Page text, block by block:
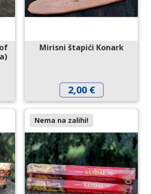
Mirisni štapići Konark
2,00 €
Nema na zalihi!